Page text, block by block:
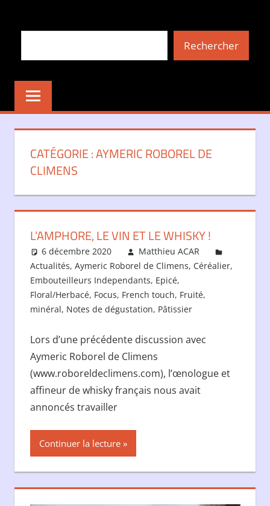
RechercherRechercher
CATÉGORIE :AYMERIC ROBOREL DE
CLIMENS
L’AMPHORE, LE VIN ET LE WHISKY !
6 décembre 2020
Matthieu ACAR
Actualités, Aymeric Roborel de Climens, Céréalier,
Embouteilleurs Independants, Epicé,
Floral/Herbacé, Focus, French touch, Fruité,
minéral, Notes de dégustation, Pâtissier
Lors d’une précédente discussion avec
Aymeric Roborel de Climens
(www.roboreldeclimens.com), l’œnologue et
affineur de whisky français nous avait
annoncés travailler
Continuer la lecture